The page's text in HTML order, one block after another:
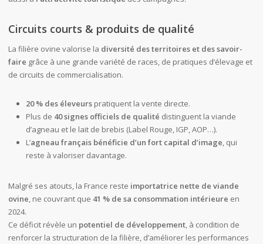
Circuits courts & produits de qualité
La filière ovine valorise la diversité des territoires et des savoir-
faire grâce à une grande variété de races, de pratiques d’élevage et
de circuits de commercialisation.
20 % des éleveurspratiquent la vente directe.
Plus de 40 signes officiels de qualité distinguent la viande
d’agneau et le lait de brebis (Label Rouge, IGP, AOP…).
L’agneau français bénéficie d’un fort capital d’image, qui
reste à valoriser davantage.
Malgré ses atouts, la France reste importatrice nette de viande
ovine, ne couvrant que 41 % de sa consommation intérieure en
2024.
Ce déficit révèle un potentiel de développement, à condition de
renforcer la structuration de la filière, d’améliorer les performances